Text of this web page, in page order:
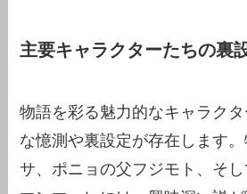
主要キャラクターたちの裏
物語を彩る魅力的なキャラク
な憶測や裏設定が存在します
サ、ポニョの父フジモト、そ